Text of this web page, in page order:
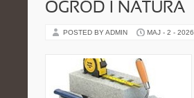
OGRÓD I NATURA
POSTED BY ADMIN MAJ - 2 - 2026